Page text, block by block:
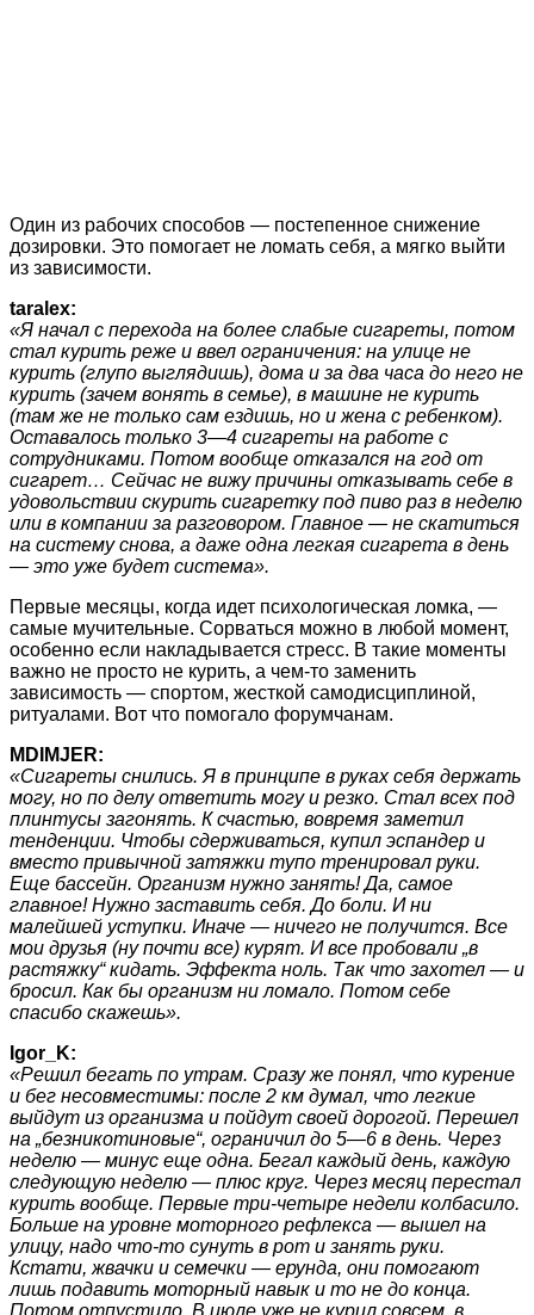
Один из рабочих способов — постепенное снижение
дозировки. Это помогает не ломать себя, а мягко выйти
из зависимости.
taralex:
«Я начал с перехода на более слабые сигареты, потом
стал курить реже и ввел ограничения: на улице не
курить (глупо выглядишь), дома и за два часа до него не
курить (зачем вонять в семье), в машине не курить
(там же не только сам ездишь, но и жена с ребенком).
Оставалось только 3—4 сигареты на работе с
сотрудниками. Потом вообще отказался на год от
сигарет… Сейчас не вижу причины отказывать себе в
удовольствии скурить сигаретку под пиво раз в неделю
или в компании за разговором. Главное — не скатиться
на систему снова, а даже одна легкая сигарета в день
— это уже будет система».
Первые месяцы, когда идет психологическая ломка, —
самые мучительные. Сорваться можно в любой момент,
особенно если накладывается стресс. В такие моменты
важно не просто не курить, а чем-то заменить
зависимость — спортом, жесткой самодисциплиной,
ритуалами. Вот что помогало форумчанам.
MDIMJER:
«Сигареты снились. Я в принципе в руках себя держать
могу, но по делу ответить могу и резко. Стал всех под
плинтусы загонять. К счастью, вовремя заметил
тенденции. Чтобы сдерживаться, купил эспандер и
вместо привычной затяжки тупо тренировал руки.
Еще бассейн. Организм нужно занять! Да, самое
главное! Нужно заставить себя. До боли. И ни
малейшей уступки. Иначе — ничего не получится. Все
мои друзья (ну почти все) курят. И все пробовали „в
растяжку“ кидать. Эффекта ноль. Так что захотел — и
бросил. Как бы организм ни ломало. Потом себе
спасибо скажешь».
Igor_K:
«Решил бегать по утрам. Сразу же понял, что курение
и бег несовместимы: после 2 км думал, что легкие
выйдут из организма и пойдут своей дорогой. Перешел
на „безникотиновые“, ограничил до 5—6 в день. Через
неделю — минус еще одна. Бегал каждый день, каждую
следующую неделю — плюс круг. Через месяц перестал
курить вообще. Первые три-четыре недели колбасило.
Больше на уровне моторного рефлекса — вышел на
улицу, надо что-то сунуть в рот и занять руки.
Кстати, жвачки и семечки — ерунда, они помогают
лишь подавить моторный навык и то не до конца.